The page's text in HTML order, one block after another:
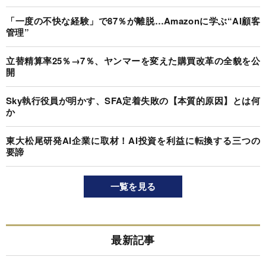
「一度の不快な経験」で87％が離脱…Amazonに学ぶ“AI顧客
管理”
立替精算率25％→7％、ヤンマーを変えた購買改革の全貌を公
開
Sky執行役員が明かす、SFA定着失敗の【本質的原因】とは何
か
東大松尾研発AI企業に取材！AI投資を利益に転換する三つの
要諦
一覧を見る
最新記事